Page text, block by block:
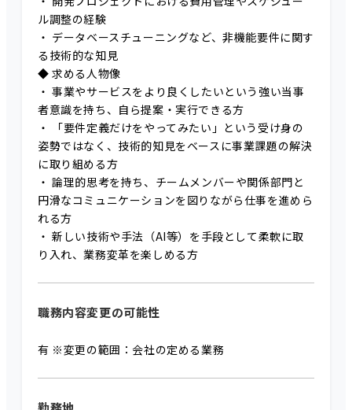
ル調整の経験
・ データベースチューニングなど、非機能要件に関す
る技術的な知見
◆ 求める人物像
・ 事業やサービスをより良くしたいという強い当事
者意識を持ち、自ら提案・実行できる方
・ 「要件定義だけをやってみたい」という受け身の
姿勢ではなく、技術的知見をベースに事業課題の解決
に取り組める方
・ 論理的思考を持ち、チームメンバーや関係部門と
円滑なコミュニケーションを図りながら仕事を進めら
れる方
・ 新しい技術や手法（AI等）を手段として柔軟に取
り入れ、業務変革を楽しめる方
職務内容変更の可能性
有 ※変更の範囲：会社の定める業務